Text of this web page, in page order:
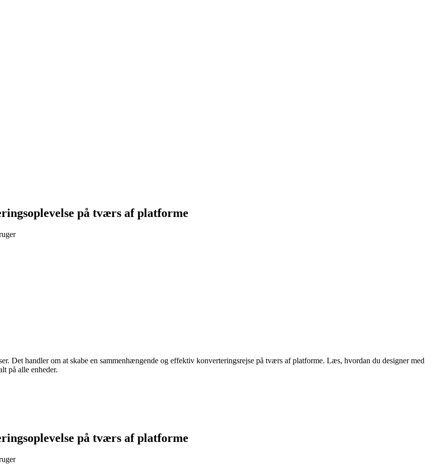
på tværs af platforme
Det handler om at skabe en sammenhængende og effektiv konverteringsrejse på tværs af platforme. Læs, hvordan du designer med
på alle enheder.
på tværs af platforme